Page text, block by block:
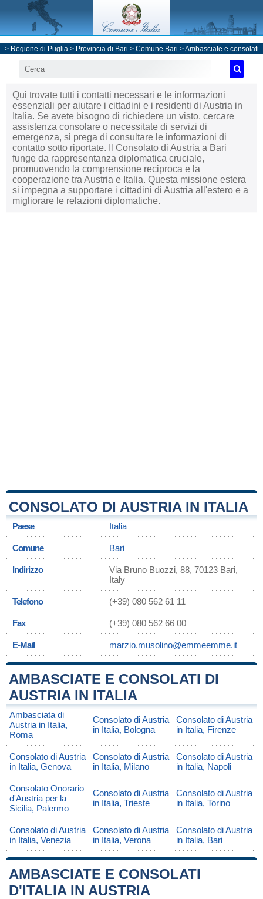
> Regione di Puglia> Provincia di Bari > Comune Bari >Ambasciate e consolati
Qui trovate tutti i contatti necessari e le informazioni
essenziali per aiutare i cittadini e i residenti di Austria in
Italia. Se avete bisogno di richiedere un visto, cercare
assistenza consolare o necessitate di servizi di
emergenza, si prega di consultare le informazioni di
contatto sotto riportate. Il Consolato di Austria a Bari
funge da rappresentanza diplomatica cruciale,
promuovendo la comprensione reciproca e la
cooperazione tra Austria e Italia. Questa missione estera
si impegna a supportare i cittadini di Austria all'estero e a
migliorare le relazioni diplomatiche.
CONSOLATO DI AUSTRIA IN ITALIA
Paese Italia
Comune Bari
Indirizzo
Via Bruno Buozzi, 88, 70123 Bari,
Italy
Telefono (+39) 080 562 61 11
Fax (+39) 080 562 66 00
E-Mail marzio.musolino@emmeemme.it
AMBASCIATE E CONSOLATI DI
AUSTRIA IN ITALIA
Ambasciata di
Austria in Italia,
Roma
Consolato di Austria
in Italia, Bologna
Consolato di Austria
in Italia, Firenze
Consolato di Austria
in Italia, Genova
Consolato di Austria
in Italia, Milano
Consolato di Austria
in Italia, Napoli
Consolato Onorario
d'Austria per la
Sicilia, Palermo
Consolato di Austria
in Italia, Trieste
Consolato di Austria
in Italia, Torino
Consolato di Austria
in Italia, Venezia
Consolato di Austria
in Italia, Verona
Consolato di Austria
in Italia, Bari
AMBASCIATE E CONSOLATI
D'ITALIA IN AUSTRIA